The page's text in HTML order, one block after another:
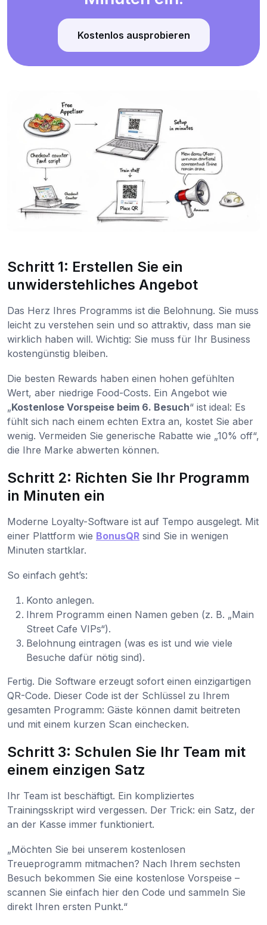
Kostenlos ausprobieren
Schritt 1: Erstellen Sie ein
unwiderstehliches Angebot
Das Herz Ihres Programms ist die Belohnung. Sie muss
leicht zu verstehen sein und so attraktiv, dass man sie
wirklich haben will. Wichtig: Sie muss für Ihr Business
kostengünstig bleiben.
Die besten Rewards haben einen hohen gefühlten
Wert, aber niedrige Food-Costs. Ein Angebot wie
„Kostenlose Vorspeise beim 6. Besuch“ ist ideal: Es
fühlt sich nach einem echten Extra an, kostet Sie aber
wenig. Vermeiden Sie generische Rabatte wie „10% off“,
die Ihre Marke abwerten können.
Schritt 2: Richten Sie Ihr Programm
in Minuten ein
Moderne Loyalty-Software ist auf Tempo ausgelegt. Mit
einer Plattform wie BonusQR sind Sie in wenigen
Minuten startklar.
So einfach geht’s:
Konto anlegen.
Ihrem Programm einen Namen geben (z. B. „Main
Street Cafe VIPs“).
Belohnung eintragen (was es ist und wie viele
Besuche dafür nötig sind).
Fertig. Die Software erzeugt sofort einen einzigartigen
QR-Code. Dieser Code ist der Schlüssel zu Ihrem
gesamten Programm: Gäste können damit beitreten
und mit einem kurzen Scan einchecken.
Schritt 3: Schulen Sie Ihr Team mit
einem einzigen Satz
Ihr Team ist beschäftigt. Ein kompliziertes
Trainingsskript wird vergessen. Der Trick: ein Satz, der
an der Kasse immer funktioniert.
„Möchten Sie bei unserem kostenlosen
Treueprogramm mitmachen? Nach Ihrem sechsten
Besuch bekommen Sie eine kostenlose Vorspeise –
scannen Sie einfach hier den Code und sammeln Sie
direkt Ihren ersten Punkt.“